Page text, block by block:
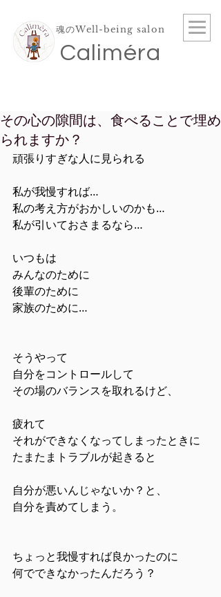
​Caliméra
魂のWell-being salon
その心の隙間は、食べることで埋め
られますか？
頑張りすぎな人に見られる
私が我慢すれば…
私の考え方がおかしいのかも…
私が引いておさまるなら…
いつもは
みんなのために
後輩のために
家族のために…
そうやって
自分をコントロールして
その場のバランスを取れるけど、
疲れて
それができなくなってしまったときに
たまたまトラブルが起きると
自分が悪いんじゃないか？と、
自分を責めてしまう。
ちょっと我慢すれば良かったのに
何でできなかったんだろう？